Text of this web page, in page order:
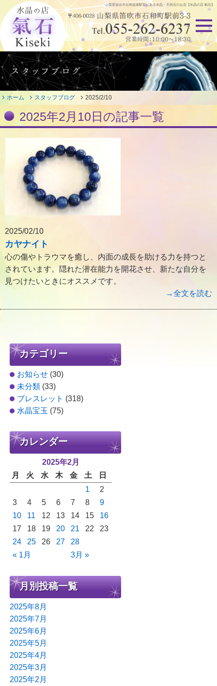
山梨県笛吹市石和温泉駅前にある水晶・天然石のお店【水晶の店 氣石】
ホーム スタッフブログ 2025/2/10
2025年2月10日の記事一覧
2025/02/10
カヤナイト
心の傷やトラウマを癒し、内面の成長を助ける力を持つと
されています。隠れた潜在能力を開花させ、新たな自分を
見つけたいときにオススメです。
→全文を読む
カテゴリー
お知らせ (30)
未分類 (33)
ブレスレット (318)
水晶宝玉 (75)
カレンダー
2025年2月
月
火 水 木 金 土 日
« 1月 3月 »
1
2
3
4 5 6 7 8
9
10
11 12 13 14 15
16
17
18 19 20 21 22
23
24
25 26 27 28
月別投稿一覧
2025年8月
2025年7月
2025年6月
2025年5月
2025年4月
2025年3月
2025年2月